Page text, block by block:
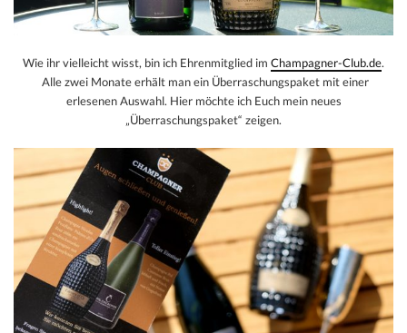
Wie ihr vielleicht wisst, bin ich Ehrenmitglied im Champagner-Club.de.
Alle zwei Monate erhält man ein Überraschungspaket mit einer
erlesenen Auswahl. Hier möchte ich Euch mein neues
„Überraschungspaket“ zeigen.